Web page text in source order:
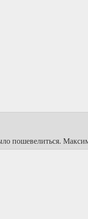
пошевелиться.